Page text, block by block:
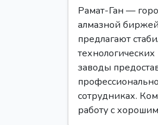
Рамат-Ган —
алмазной
предлагают
заводы
сотрудниках.
работу с